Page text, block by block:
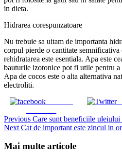
in dieta.
Hidrarea corespunzatoare
Nu trebuie sa uitam de importanta
corpul pierde o cantitate
rehidratarea este esentiala. Apa este
bauturile izotonice pot fi utile pentru
Apa de cocos este o alta alternativa
electroliti.
Continue
Reading
Previous Care sunt beneficiile uleiului
Next Cat de important este zincul in
Mai multe articole